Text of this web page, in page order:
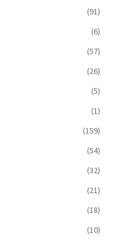
(91)
(6)
(57)
(26)
(5)
(1)
(159)
(54)
(32)
(21)
(18)
(10)